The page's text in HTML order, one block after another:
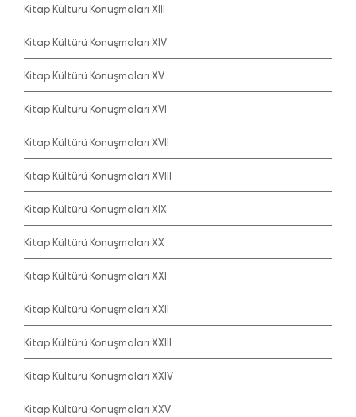
Kitap Kültürü Konuşmaları XIII
Kitap Kültürü Konuşmaları XIV
Kitap Kültürü Konuşmaları XV
Kitap Kültürü Konuşmaları XVI
Kitap Kültürü Konuşmaları XVII
Kitap Kültürü Konuşmaları XVIII
Kitap Kültürü Konuşmaları XIX
Kitap Kültürü Konuşmaları XX
Kitap Kültürü Konuşmaları XXI
Kitap Kültürü Konuşmaları XXII
Kitap Kültürü Konuşmaları XXIII
Kitap Kültürü Konuşmaları XXIV
Kitap Kültürü Konuşmaları XXV